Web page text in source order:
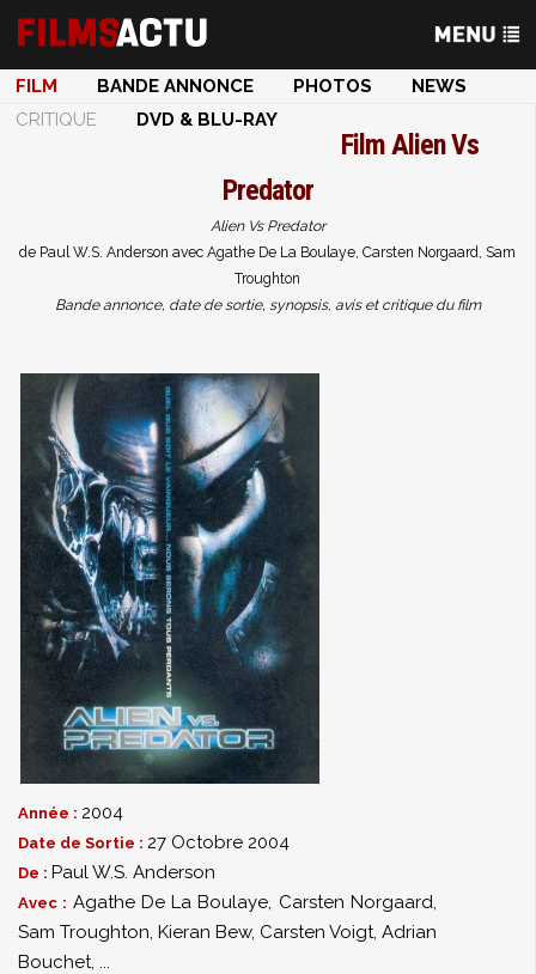
FILM BANDE ANNONCE PHOTOS
NEWS
CRITIQUE
DVD & BLU-RAY
FilmAlien Vs
Predator
Alien Vs Predator
de Paul W.S. Anderson avec Agathe De La Boulaye, Carsten Norgaard, Sam
Troughton
Bande annonce, date de sortie, synopsis, avis et critique du film
Année : 2004
Date de Sortie : 27 Octobre 2004
De : Paul W.S. Anderson
Avec : Agathe De La Boulaye, Carsten Norgaard,
Sam Troughton, Kieran Bew, Carsten Voigt, Adrian
Bouchet, ...